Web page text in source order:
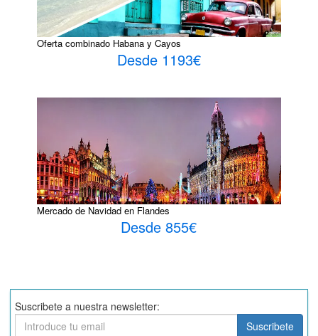
Oferta combinado Habana y Cayos
Desde 1193€
Mercado de Navidad en Flandes
Desde 855€
Suscribete a nuestra newsletter:
Suscribete
Suscribete